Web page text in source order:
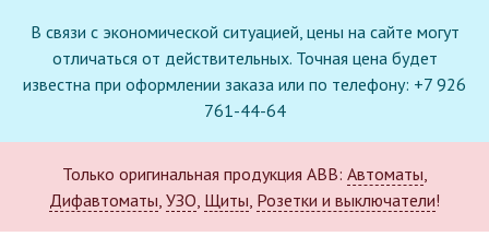
В связи с экономической ситуацией, цены на сайте могут
отличаться от действительных. Точная цена будет
известна при оформлении заказа или по телефону: +7 926
761-44-64
Только оригинальная продукция ABB: Автоматы,
Дифавтоматы, УЗО, Щиты, Розетки и выключатели!